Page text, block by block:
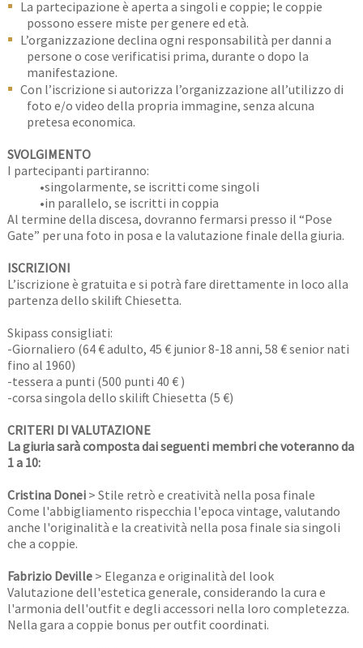
La partecipazione è aperta a singoli e coppie; le coppie
possono essere miste per genere ed età.
L’organizzazione declina ogni responsabilità per danni a
persone o cose verificatisi prima, durante o dopo la
manifestazione.
Con l’iscrizione si autorizza l’organizzazione all’utilizzo di
foto e/o video della propria immagine, senza alcuna
pretesa economica.
SVOLGIMENTO
I partecipanti partiranno:
•singolarmente, se iscritti come singoli
•in parallelo, se iscritti in coppia
Al termine della discesa, dovranno fermarsi presso il “Pose
Gate” per una foto in posa e la valutazione finale della giuria.
ISCRIZIONI
L’iscrizione è gratuita e si potrà fare direttamente in loco alla
partenza dello skilift Chiesetta.
Skipass consigliati:
-Giornaliero (64 € adulto, 45 € junior 8-18 anni, 58 € senior nati
fino al 1960)
-tessera a punti (500 punti 40 € )
-corsa singola dello skilift Chiesetta (5 €)
CRITERI DI VALUTAZIONE
La giuria sarà composta dai seguenti membri che voteranno da
1 a 10:
Cristina Donei > Stile retrò e creatività nella posa finale
Come l'abbigliamento rispecchia l'epoca vintage, valutando
anche l'originalità e la creatività nella posa finale sia singoli
che a coppie.
Fabrizio Deville> Eleganza e originalità del look
Valutazione dell'estetica generale, considerando la cura e
l'armonia dell'outfit e degli accessori nella loro completezza.
Nella gara a coppie bonus per outfit coordinati.